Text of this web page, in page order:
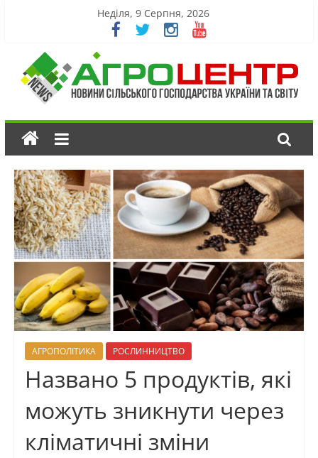
Неділя, 9 Серпня, 2026
АГРОПОЛІТИКА РОСЛИННИЦТВО
Названо 5 продуктів, які
можуть зникнути через
кліматичні зміни